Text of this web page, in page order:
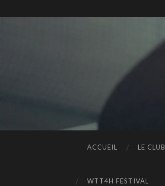
ACCUEIL LE CLUB
WTT4H FESTIVAL